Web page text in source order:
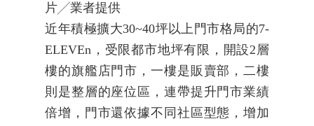
片╱業者提供
近年積極擴大30~40坪以上門市格局的7-
ELEVEn，受限都市地坪有限，開設2層
樓的旗艦店門市，一樓是販賣部，二樓
則是整層的座位區，連帶提升門市業績
倍增，門市還依據不同社區型態，增加